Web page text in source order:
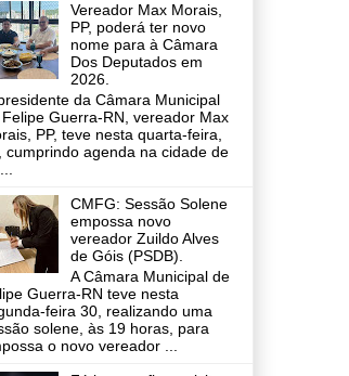
Vereador Max Morais,
PP, poderá ter novo
nome para à Câmara
Dos Deputados em
2026.
da Câmara Municipal
Guerra-RN, vereador Max
PP, teve nesta quarta-feira,
cumprindo agenda na cidade de
CMFG: Sessão Solene
empossa novo
vereador Zuildo Alves
de Góis (PSDB).
A Câmara Municipal de
Guerra-RN teve nesta
feira 30, realizando uma
solene, às 19 horas, para
o novo vereador ...